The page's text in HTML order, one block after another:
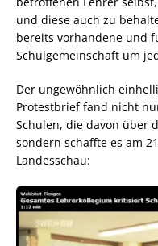
und diese auch zu
bereits vorhandene und
Schulgemeinschaft um
Der ungewöhnlich
Protestbrief fand nicht
Schulen, die davon über
sondern schaffte es am
Landesschau: